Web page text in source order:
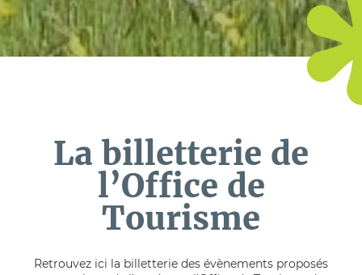
La billetterie de
l’Office de
Tourisme
Retrouvez ici la billetterie des évènements proposés